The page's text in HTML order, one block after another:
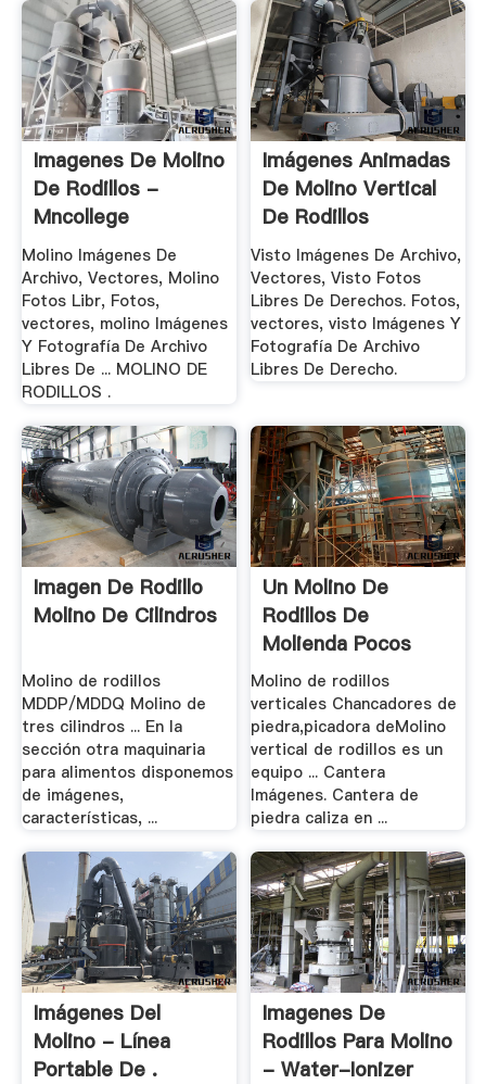
Imagenes De Molino
De Rodillos -
Mncollege
Molino Imágenes De
Archivo, Vectores, Molino
Fotos Libr, Fotos,
vectores, molino Imágenes
Y Fotografía De Archivo
Libres De ... MOLINO DE
RODILLOS .
Imágenes Animadas
De Molino Vertical
De Rodillos
Visto Imágenes De Archivo,
Vectores, Visto Fotos
Libres De Derechos. Fotos,
vectores, visto Imágenes Y
Fotografía De Archivo
Libres De Derecho.
Imagen De Rodillo
Molino De Cilindros
Molino de rodillos
MDDP/MDDQ Molino de
tres cilindros ... En la
sección otra maquinaria
para alimentos disponemos
de imágenes,
características, ...
Un Molino De
Rodillos De
Molienda Pocos
Molino
Molino de rodillos
verticales Chancadores de
piedra,picadora deMolino
vertical de rodillos es un
equipo ... Cantera
Imágenes. Cantera de
piedra caliza en ...
Imágenes Del
Molino - Línea
Portable De .
Imagenes De
Rodillos Para Molino
- Water-Ionizer